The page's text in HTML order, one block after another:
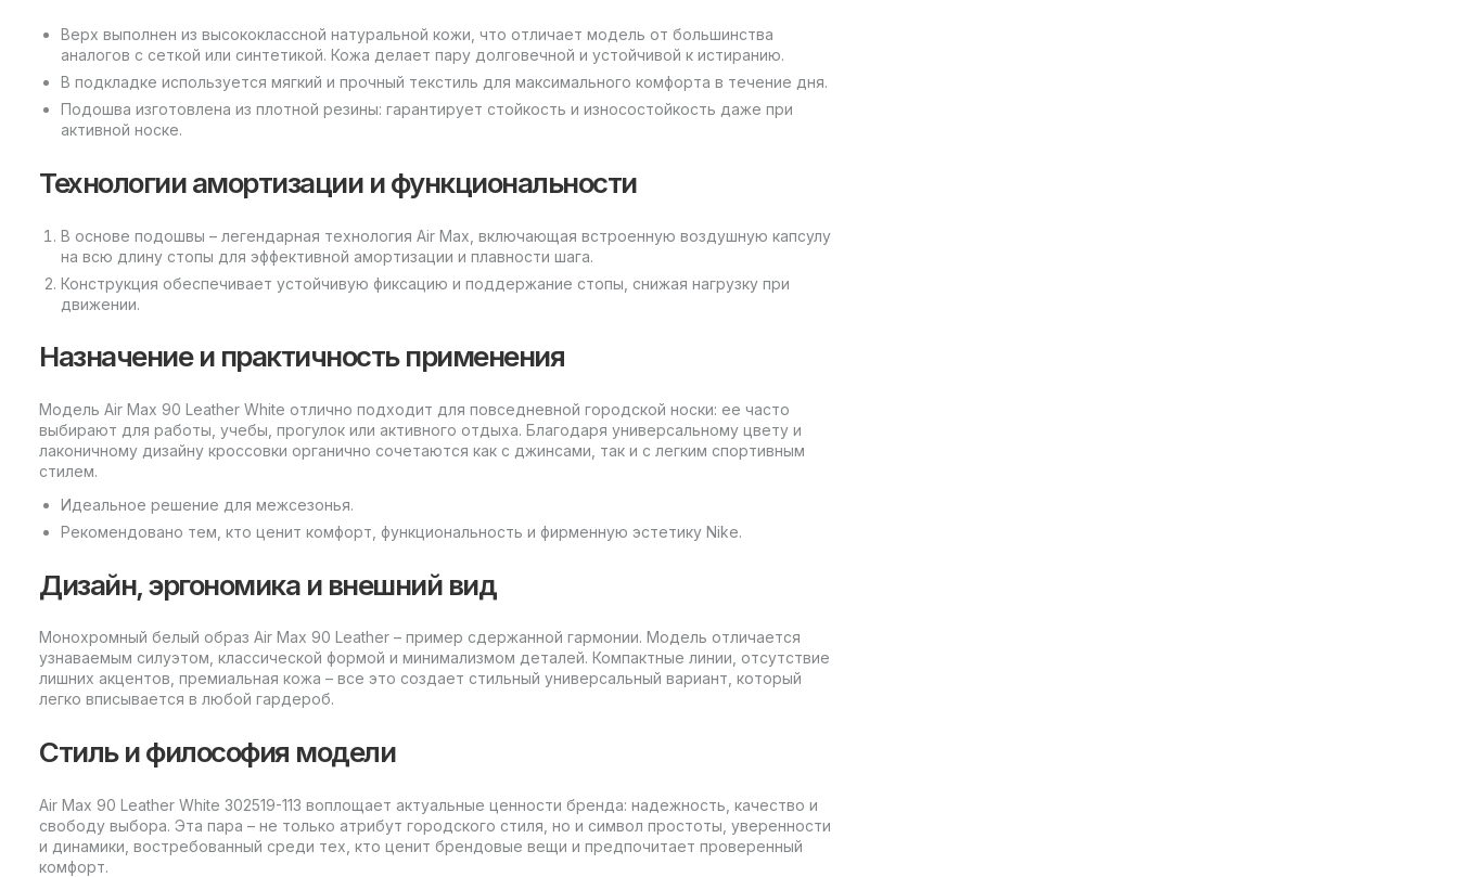
Верх выполнен из высококлассной натуральной кожи, что отличает модель от большинства
аналогов с сеткой или синтетикой. Кожа делает пару долговечной и устойчивой к истиранию.
В подкладке используется мягкий и прочный текстиль для максимального комфорта в течение дня.
Подошва изготовлена из плотной резины: гарантирует стойкость и износостойкость даже при
активной носке.
Технологии амортизации и функциональности
В основе подошвы – легендарная технология Air Max, включающая встроенную воздушную капсулу
на всю длину стопы для эффективной амортизации и плавности шага.
Конструкция обеспечивает устойчивую фиксацию и поддержание стопы, снижая нагрузку при
движении.
Назначение и практичность применения
Модель Air Max 90 Leather White отлично подходит для повседневной городской носки: ее часто
выбирают для работы, учебы, прогулок или активного отдыха. Благодаря универсальному цвету и
лаконичному дизайну кроссовки органично сочетаются как с джинсами, так и с легким спортивным
стилем.
Идеальное решение для межсезонья.
Рекомендовано тем, кто ценит комфорт, функциональность и фирменную эстетику Nike.
Дизайн, эргономика и внешний вид
Монохромный белый образ Air Max 90 Leather – пример сдержанной гармонии. Модель отличается
узнаваемым силуэтом, классической формой и минимализмом деталей. Компактные линии, отсутствие
лишних акцентов, премиальная кожа – все это создает стильный универсальный вариант, который
легко вписывается в любой гардероб.
Стиль и философия модели
Air Max 90 Leather White 302519-113 воплощает актуальные ценности бренда: надежность, качество и
свободу выбора. Эта пара – не только атрибут городского стиля, но и символ простоты, уверенности
и динамики, востребованный среди тех, кто ценит брендовые вещи и предпочитает проверенный
комфорт.